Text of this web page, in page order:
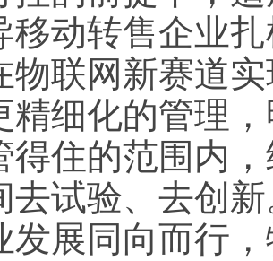
移动转售企业
物联网新赛道
精细化的管理
得住的范围内
去试验、去创
发展同向而行